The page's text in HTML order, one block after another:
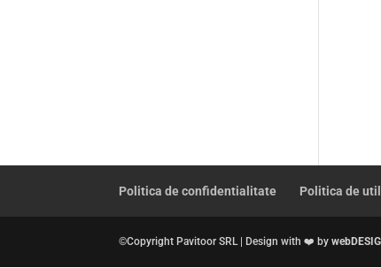
Politica de confidentialitate Politica de
©Copyright Pavitoor SRL | Design with ❤️ by